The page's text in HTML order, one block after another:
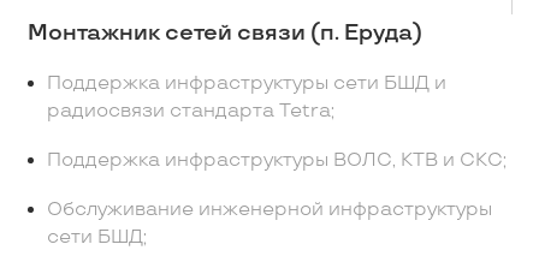
Монтажник сетей связи (п. Еруда)
Поддержка инфраструктуры сети БШД и
радиосвязи стандарта Tetra;
Поддержка инфраструктуры ВОЛС, КТВ и СКС;
Обслуживание инженерной инфраструктуры
сети БШД;